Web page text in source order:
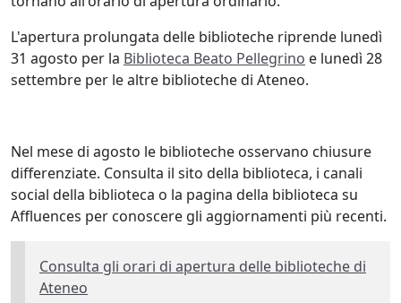
L'apertura prolungata delle biblioteche riprende lunedì
31 agosto per la Biblioteca Beato Pellegrino e lunedì 28
settembre per le altre biblioteche di Ateneo.
Nel mese di agosto le biblioteche osservano chiusure
differenziate. Consulta il sito della biblioteca, i canali
social della biblioteca o la pagina della biblioteca su
Affluences per conoscere gli aggiornamenti più recenti.
Consulta gli orari di apertura delle biblioteche di
Ateneo